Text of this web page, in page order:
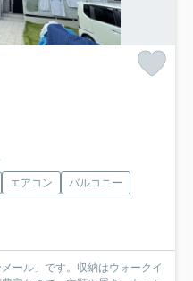
エアコン
バルコニー
ール」です。収納はウォークイ